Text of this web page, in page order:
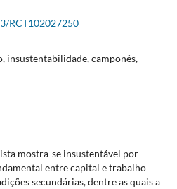
RCT102027250
insustentabilidade, camponês,
mostra-se insustentável por
entre capital e trabalho
secundárias, dentre as quais a